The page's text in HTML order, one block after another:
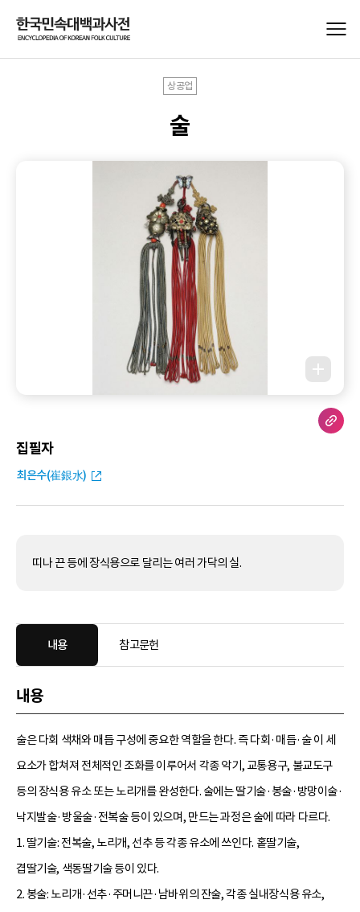
상공업
술
집필자
최은수(崔銀水)
띠나 끈 등에 장식용으로 달리는 여러 가닥의 실.
내용 참고문헌
내용
술은 다회 색채와 매듭 구성에 중요한 역할을 한다. 즉 다회·매듭·술 이 세
요소가 합쳐져 전체적인 조화를 이루어서 각종 악기, 교통용구, 불교도구
등의 장식용 유소 또는 노리개를 완성한다. 술에는 딸기술·봉술·방망이술·
낙지발술·방울술·전복술 등이 있으며, 만드는 과정은 술에 따라 다르다.
1. 딸기술: 전복술, 노리개, 선추 등 각종 유소에 쓰인다. 홑딸기술,
겹딸기술, 색동딸기술 등이 있다.
2. 봉술: 노리개·선추·주머니끈·남바위의 잔술, 각종 실내장식용 유소,